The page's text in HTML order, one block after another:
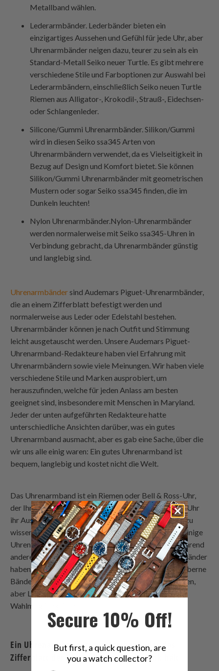
Metallband wählen.
Lederarmbänder. Lederbänder bieten ein
einzigartiges Aussehen und Gefühl für jede Uhr, aber
Uhrenarmbänder neigen dazu, teurer zu sein als ein
Standard-Metall Seiko neuer Turtle. Es gibt mehrere
verschiedene Stile und Farboptionen zur Auswahl bei
Lederarmbändern, einschließlich Seiko neuen Turtle
Riemen aus Alligator-, Krokodil-, Strauß-, Eidechsen-
oder Schlangenleder.
Silicone/Gummi Uhrenarmbänder. Silikon/Gummi
wird in diesen Seiko ssa345 Arten von
Uhrenarmbändern verwendet, da es Vielseitigkeit in
Bezug auf Design und Komfort bietet. Sie können
Silikon/Gummi Uhrenarmbänder mit geometrischen
Mustern oder sogar Seiko ssa345 finden, die im
Dunkeln leuchten!
Nylon Uhrenarmbänder.Nylon-Uhrenarmbänder
werden normalerweise mit Seiko ssa345-Uhren in
Verbindung gebracht, da Uhrenarmbänder günstig
und langlebig sind.
Uhrenarmbänder sind Audemars Piguet-Uhrenarmbänder,
die an einem Zifferblatt befestigt werden und
normalerweise aus Leder oder Edelstahl bestehen.
Uhrenarmbänder können je nach Outfit und Stimmung
leicht ausgetauscht werden. Unsere Audemars Piguet-
Uhrenarmband-Redakteure haben viel Erfahrung mit
Uhrenarmbändern sowie viele Meinungen. Wir haben viele
verschiedene Stile und Marken ausprobiert, um
herauszufinden, welche für jeden Anlass am besten
geeignet sind, insbesondere mit Menschen in Maryland.
Jeder der unten aufgeführten Redakteure hatte
unterschiedliche Ansichten darüber, was ein gutes
Uhrenarmband ausmacht, aber es gab eine Sache, über die
wir uns alle einig waren: Ein gutes Uhrenarmband ist
bequem, langlebig und kostet nicht die Welt.
Das Uhrenarmband ist ein Riemen oder Bell & Ross-Uhr,
der Ihre Uhr am Handgelenk hält.Es ist das, was einer Uhr
ihr Aussehen und Gefühl verleiht, daher ist es wichtig zu
wissen, wonach man sucht, wenn man eine auswählt. Einige
Uhren kommen mit austauschbaren Armbändern, während
andere feste Armbänder oder Bell & Ross Uhrenarmbänder
haben. Es ist üblich, dass teure Uhren goldene oder silberne
Bänder haben. Edelstahl ist die haltbarste der Optionen,
aber Leder und Gummi sind ebenfalls beliebte
Wahlmöglichkeiten.
Ein Uhrenarmband ist ein Armband, das das
Zifferblatt der Uhr an Ihrem Handgelenk hält
Secure 10% Off!
But first, a quick question, are
you a watch collector?